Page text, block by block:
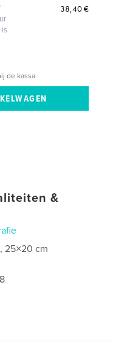
is
38,40 €
de kassa.
&
25×20 cm